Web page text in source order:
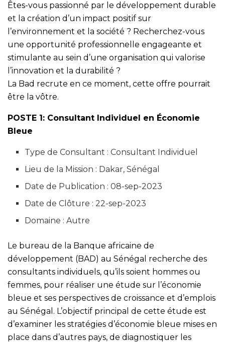
Êtes-vous passionné par le développement durable
et la création d’un impact positif sur
l’environnement et la société ? Recherchez-vous
une opportunité professionnelle engageante et
stimulante au sein d’une organisation qui valorise
l’innovation et la durabilité ?
La Bad recrute en ce moment, cette offre pourrait
être la vôtre.
POSTE 1: Consultant Individuel en Économie
Bleue
Type de Consultant : Consultant Individuel
Lieu de la Mission : Dakar, Sénégal
Date de Publication : 08-sep-2023
Date de Clôture : 22-sep-2023
Domaine : Autre
Le bureau de la Banque africaine de
développement (BAD) au Sénégal recherche des
consultants individuels, qu’ils soient hommes ou
femmes, pour réaliser une étude sur l’économie
bleue et ses perspectives de croissance et d’emplois
au Sénégal. L’objectif principal de cette étude est
d’examiner les stratégies d’économie bleue mises en
place dans d’autres pays, de diagnostiquer les